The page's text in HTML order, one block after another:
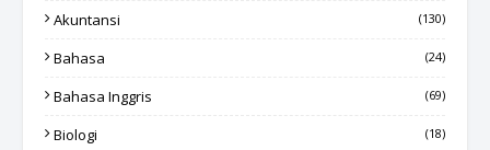
Akuntansi (130)
Bahasa (24)
Bahasa Inggris (69)
Biologi (18)